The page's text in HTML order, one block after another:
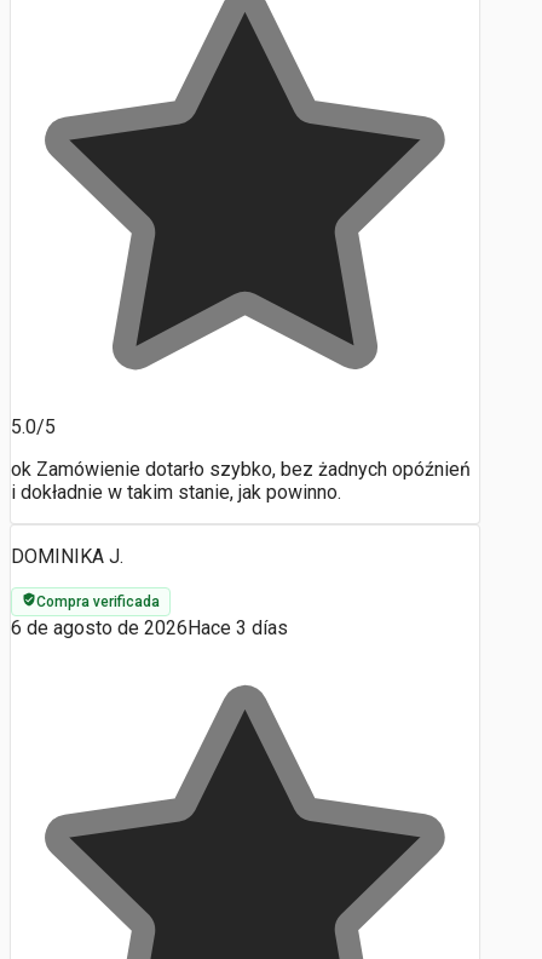
5.0/5
ok Zamówienie dotarło szybko, bez żadnych opóźnień
i dokładnie w takim stanie, jak powinno.
DOMINIKA J.
Compra verificada
6 de agosto de 2026 Hace 3 días